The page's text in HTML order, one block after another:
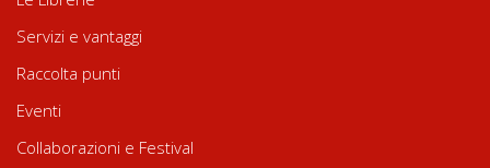
Servizi e vantaggi
Raccolta punti
Eventi
Collaborazioni e Festival